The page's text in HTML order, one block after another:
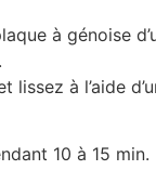
à génoise
lissez à l’aide
10 à 15 min.